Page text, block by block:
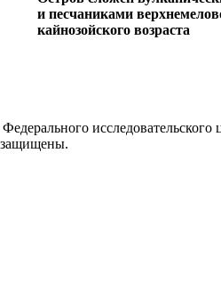
и песчаниками
кайнозойского возраста